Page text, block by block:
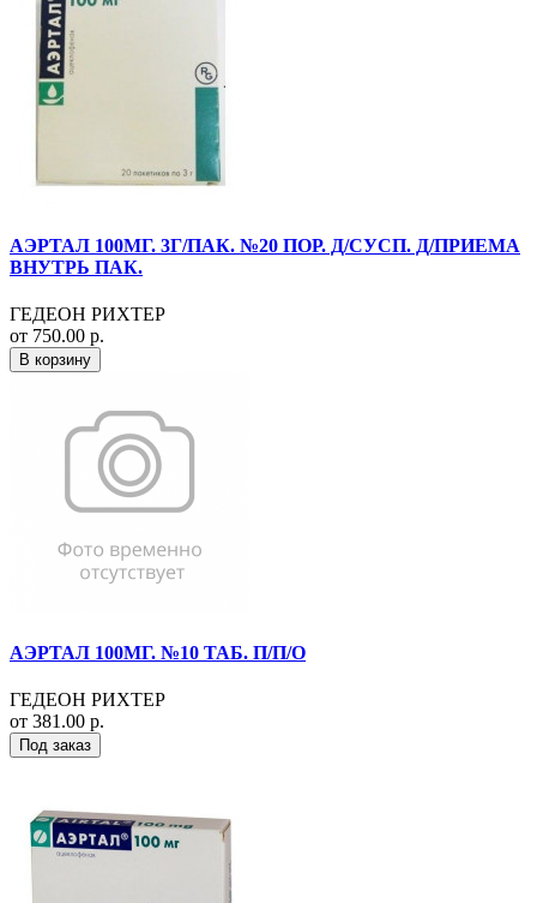
АЭРТАЛ 100МГ. 3Г/ПАК. №20 ПОР. Д/СУСП. Д/ПРИЕМА
ВНУТРЬ ПАК.
ГЕДЕОН РИХТЕР
от 750.00 р.
В корзину
АЭРТАЛ 100МГ. №10 ТАБ. П/П/О
ГЕДЕОН РИХТЕР
от 381.00 р.
Под заказ